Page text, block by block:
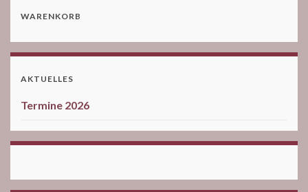
WARENKORB
AKTUELLES
Termine 2026